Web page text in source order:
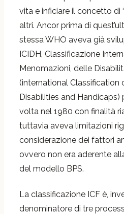
vita e inficiare il concetto di
altri. Ancor prima di
stessa WHO aveva già
ICIDH, Classificazione
Menomazioni, delle
(international Classification
Disabilities and
volta nel 1980 con finalità
tuttavia aveva limitazioni
considerazione dei fattori
ovvero non era aderente
del modello BPS.
La classificazione ICF è,
denominatore di tre